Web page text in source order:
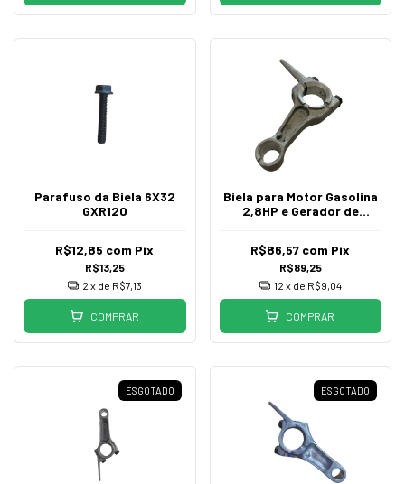
Parafuso da Biela 6X32
GXR120
R$13,25
R$12,85 com Pix
2 x de R$7,13
COMPRAR
Biela para Motor Gasolina
2,8HP e Gerador de
R$89,25
R$86,57 com Pix
12 x de R$9,04
COMPRAR
ESGOTADO ESGOTADO